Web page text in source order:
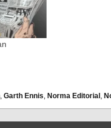
, Garth Ennis, Norma Editorial ,